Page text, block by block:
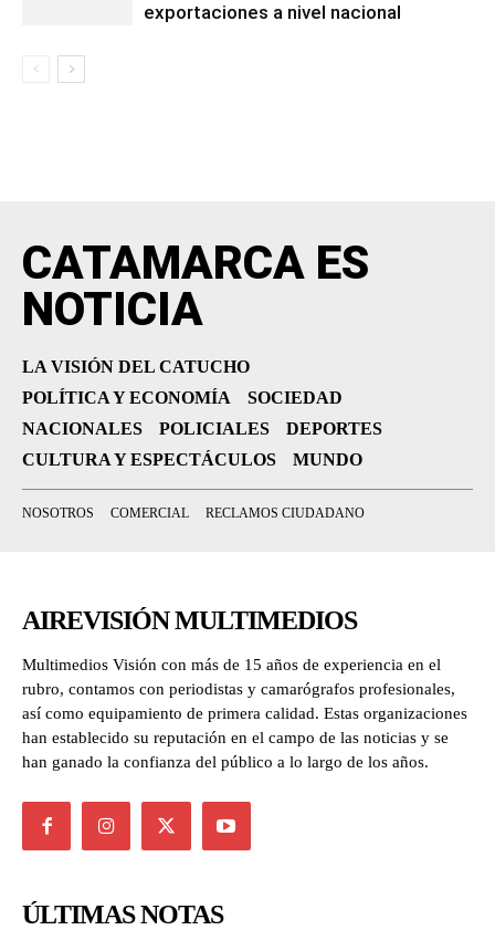
exportaciones a nivel nacional
CATAMARCA ES
NOTICIA
LA VISIÓN DEL CATUCHO
POLÍTICA Y ECONOMÍA
SOCIEDAD
NACIONALES
POLICIALES
DEPORTES
CULTURA Y ESPECTÁCULOS
MUNDO
NOSOTROS COMERCIAL RECLAMOS CIUDADANO
AIREVISIÓN MULTIMEDIOS
Multimedios Visión con más de 15 años de experiencia en el
rubro, contamos con periodistas y camarógrafos profesionales,
así como equipamiento de primera calidad. Estas organizaciones
han establecido su reputación en el campo de las noticias y se
han ganado la confianza del público a lo largo de los años.
ÚLTIMAS NOTAS